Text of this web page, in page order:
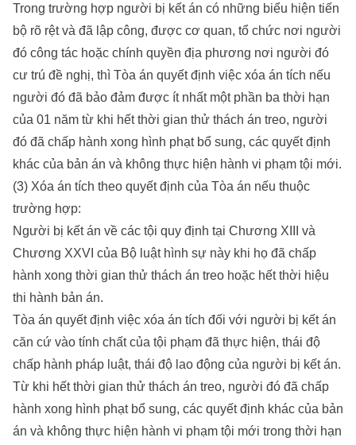
Trong trường hợp người bị kết án có những biểu hiện tiến
bộ rõ rệt và đã lập công, được cơ quan, tổ chức nơi người
đó công tác hoặc chính quyền địa phương nơi người đó
cư trú đề nghị, thì Tòa án quyết định việc xóa án tích nếu
người đó đã bảo đảm được ít nhất một phần ba thời hạn
của 01 năm từ khi hết thời gian thử thách án treo, người
đó đã chấp hành xong hình phạt bổ sung, các quyết định
khác của bản án và không thực hiện hành vi phạm tội mới.
(3) Xóa án tích theo quyết định của Tòa án nếu thuộc
trường hợp:
Người bị kết án về các tội quy định tại Chương XIII và
Chương XXVI của Bộ luật hình sự này khi họ đã chấp
hành xong thời gian thử thách án treo hoặc hết thời hiệu
thi hành bản án.
Tòa án quyết định việc xóa án tích đối với người bị kết án
căn cứ vào tính chất của tội phạm đã thực hiện, thái độ
chấp hành pháp luật, thái độ lao động của người bị kết án.
Từ khi hết thời gian thử thách án treo, người đó đã chấp
hành xong hình phạt bổ sung, các quyết định khác của bản
án và không thực hiện hành vi phạm tội mới trong thời hạn